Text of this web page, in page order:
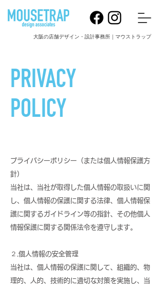
大阪の店舗デザイン・設計事務所｜マウストラップ
PRIVACY
POLICY
プライバシーポリシー（または個人情報保護方
針）
当社は、当社が取得した個人情報の取扱いに関
し、個人情報の保護に関する法律、個人情報保
護に関するガイドライン等の指針、その他個人
情報保護に関する関係法令を遵守します。
２.個人情報の安全管理
当社は、個人情報の保護に関して、組織的、物
理的、人的、技術的に適切な対策を実施し、当